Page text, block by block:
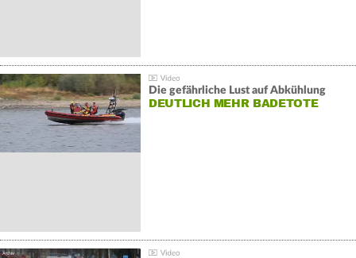
Die gefährliche Lust auf Abkühlung
DEUTLICH MEHR BADETOTE